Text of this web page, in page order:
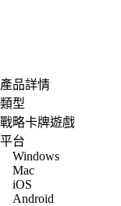
產品詳情
類型
戰略卡牌遊戲
平台
Windows
Mac
iOS
Android